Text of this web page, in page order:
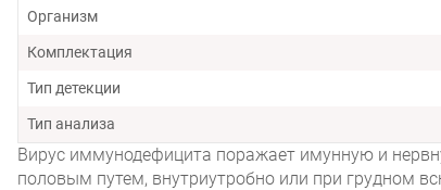
Организм
Комплектация
Тип детекции
Тип анализа
Вирус иммунодефицита поражает имунную и
половым путем, внутриутробно или при грудном